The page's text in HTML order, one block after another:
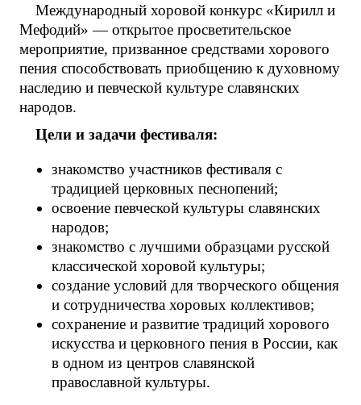
Международный хоровой конкурс «Кирилл и
Мефодий» — открытое просветительское
мероприятие, призванное средствами хорового
пения способствовать приобщению к духовному
наследию и певческой культуре славянских
народов.
Цели и задачи фестиваля:
знакомство участников фестиваля с
традицией церковных песнопений;
освоение певческой культуры славянских
народов;
знакомство с лучшими образцами русской
классической хоровой культуры;
создание условий для творческого общения
и сотрудничества хоровых коллективов;
сохранение и развитие традиций хорового
искусства и церковного пения в России, как
в одном из центров славянской
православной культуры.